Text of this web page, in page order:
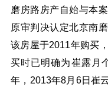
磨房路房产自始与本
原审判决认定北京南
该房屋于2011年购买
买时已明确为崔露月
年，2013年8月6日崔